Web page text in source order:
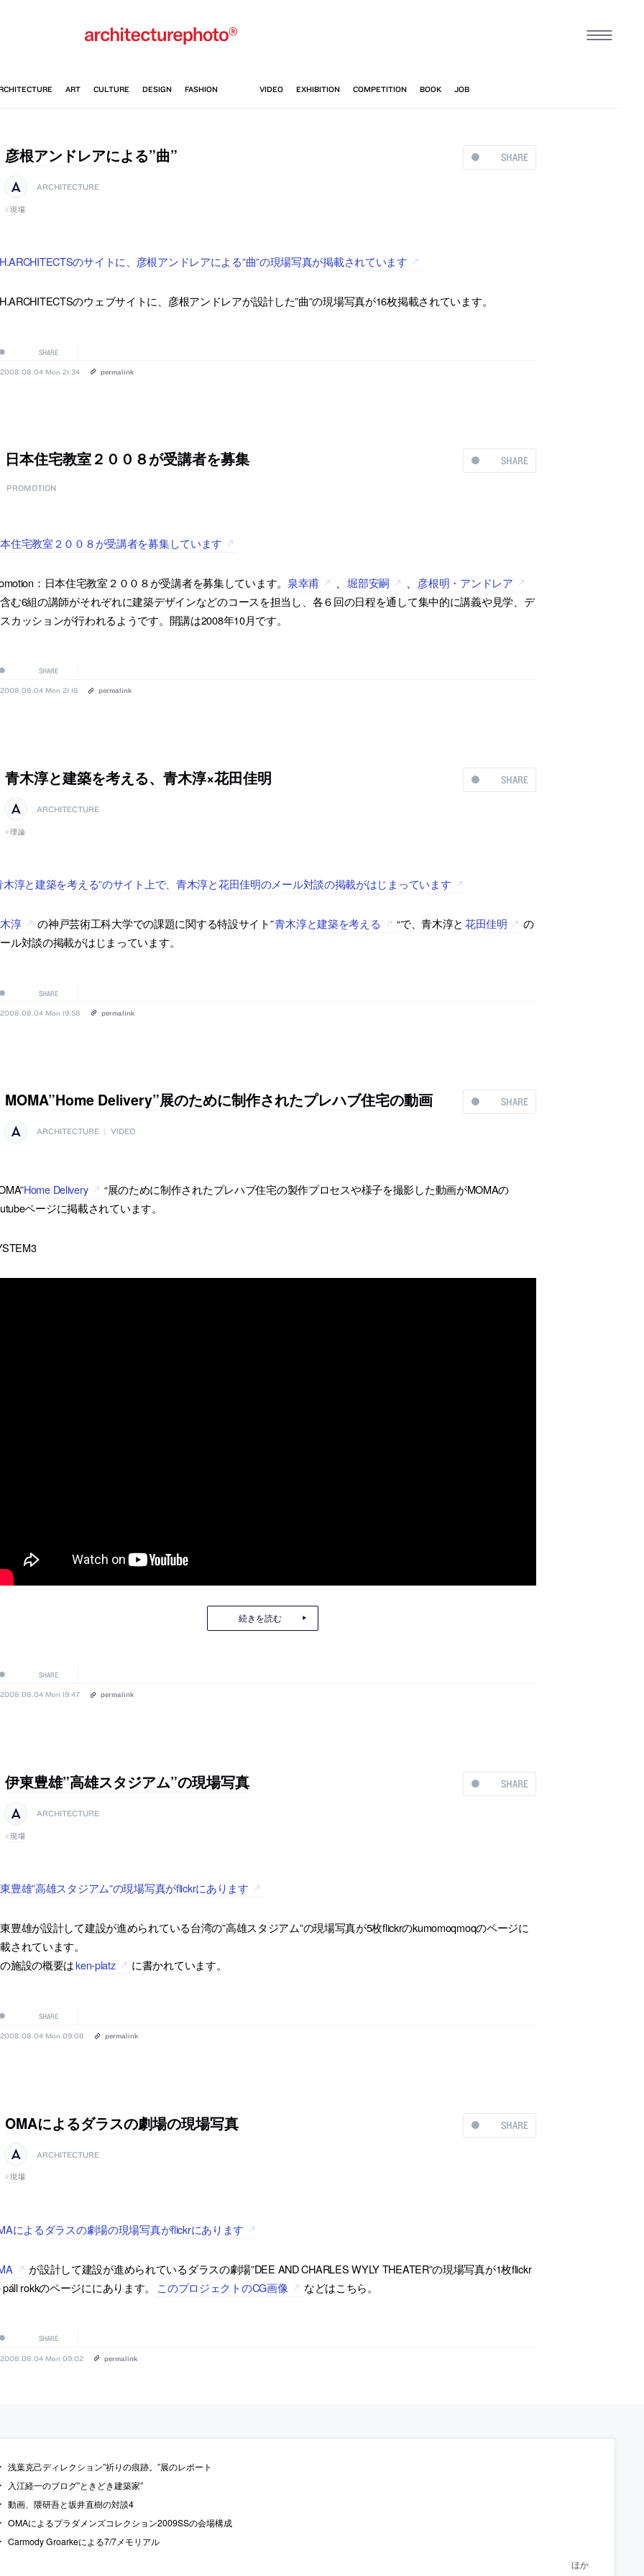
SHARE
彦根アンドレアによる”曲”
ARCHITECTURE
現場
のサイトに、彦根アンドレアによる”曲”の現場写真が掲載されています
のウェブサイトに、彦根アンドレアが設計した”曲”の現場写真が16枚掲載されています。
SHARE
2008.08.04 Mon 21:34 permalink
SHARE
日本住宅教室２００８が受講者を募集
PROMOTION
住宅教室２００８が受講者を募集しています
：日本住宅教室２００８が受講者を募集しています。 泉幸甫 堀部安嗣
彦根明・アンドレア
む6組の講師がそれぞれに建築デザインなどのコースを担当し、各６回の日程を通して集中的に講義や見学、デ
カッションが行われるようです。開講は2008年10月です。
SHARE
2008.08.04 Mon 21:16 permalink
SHARE
青木淳と建築を考える、青木淳×花田佳明
ARCHITECTURE
理論
木淳と建築を考える”のサイト上で、青木淳と花田佳明のメール対談の掲載がはじまっています
淳 の神戸芸術工科大学での課題に関する特設サイト”青木淳と建築を考える “で、青木淳と 花田佳明
の
ル対談の掲載がはじまっています。
SHARE
2008.08.04 Mon 19:58 permalink
SHARE
MOMA”Home Delivery”展のために制作されたプレハブ住宅の動画
ARCHITECTURE VIDEO
Home Delivery
“展のために制作されたプレハブ住宅の製作プロセスや様子を撮影した動画がMOMAの
ページに掲載されています。
続きを読む
SHARE
2008.08.04 Mon 19:47 permalink
SHARE
伊東豊雄”高雄スタジアム”の現場写真
ARCHITECTURE
現場
豊雄”高雄スタジアム”の現場写真がflickrにあります
豊雄が設計して建設が進められている台湾の”高雄スタジアム”の現場写真が5枚flickrのkumomoqmoqのページに
されています。
施設の概要はken-platz に書かれています。
SHARE
2008.08.04 Mon 09:08 permalink
SHARE
OMAによるダラスの劇場の現場写真
ARCHITECTURE
現場
によるダラスの劇場の現場写真がflickrにあります
が設計して建設が進められているダラスの劇場”DEE AND CHARLES WYLY THEATER”の現場写真が1枚flickr
rokkのページににあります。
このプロジェクトのCG画像 などはこちら。
SHARE
2008.08.04 Mon 09:02 permalink
浅葉克己ディレクション”祈りの痕跡。”展のレポート
入江経一のブログ”ときどき建築家”
動画、隈研吾と坂井直樹の対談4
OMAによるプラダメンズコレクション2009SSの会場構成
Carmody Groarkeによる7/7メモリアル
ほか